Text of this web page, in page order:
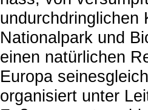
undurchdringlichen
Nationalpark und
einen natürlichen
Europa
organisiert unter